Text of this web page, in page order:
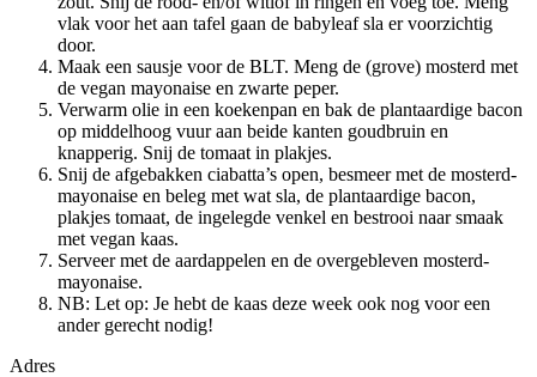
vlak voor het aan tafel gaan de babyleaf sla er voorzichtig
door.
Maak een sausje voor de BLT. Meng de (grove) mosterd met
de vegan mayonaise en zwarte peper.
Verwarm olie in een koekenpan en bak de plantaardige bacon
op middelhoog vuur aan beide kanten goudbruin en
knapperig. Snij de tomaat in plakjes.
Snij de afgebakken ciabatta’s open, besmeer met de mosterd-
mayonaise en beleg met wat sla, de plantaardige bacon,
plakjes tomaat, de ingelegde venkel en bestrooi naar smaak
met vegan kaas.
Serveer met de aardappelen en de overgebleven mosterd-
mayonaise.
NB: Let op: Je hebt de kaas deze week ook nog voor een
ander gerecht nodig!
Adres